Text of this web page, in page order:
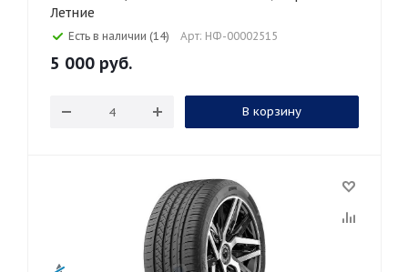
Летние
Есть в наличии (14) Арт: НФ-00002515
5 000 руб.
В корзину